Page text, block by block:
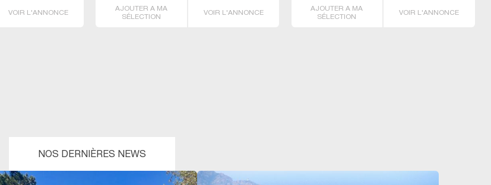
VOIR L'ANNONCE
AJOUTER A MA
SÉLECTION
VOIR L'ANNONCE
AJOUTER A MA
SÉLECTION
VOIR L'ANNONCE
NOS DERNIÈRES NEWS